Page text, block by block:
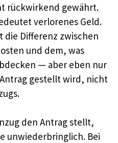
rückwirkend gewährt.
verlorenes Geld.
die Differenz zwischen
und dem, was
— aber eben nur
gestellt wird, nicht
den Antrag stellt,
unwiederbringlich. Bei